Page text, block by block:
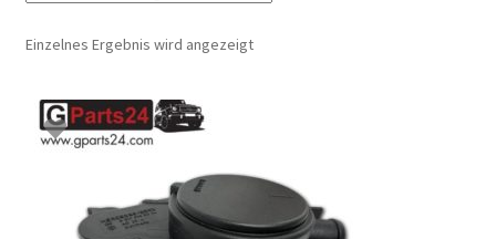
Einzelnes Ergebnis wird angezeigt